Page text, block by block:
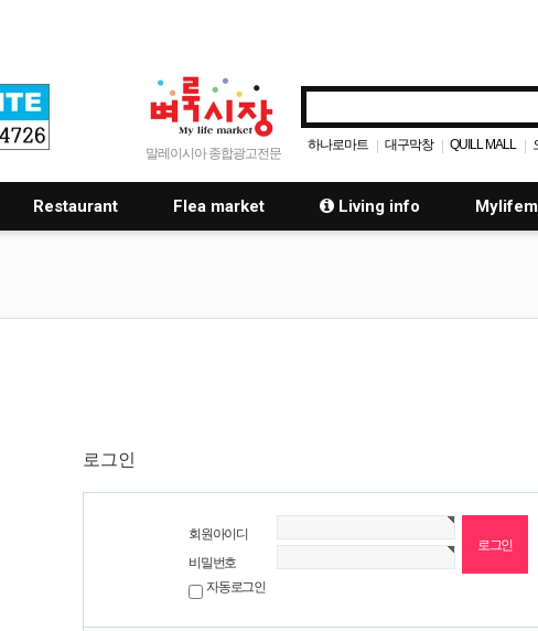
말레이시아 종합광고전문
하나로마트 | 대구막창 | QUILL MALL |
Restaurant Flea market Living info
로그인
회원아이디
비밀번호
자동로그인